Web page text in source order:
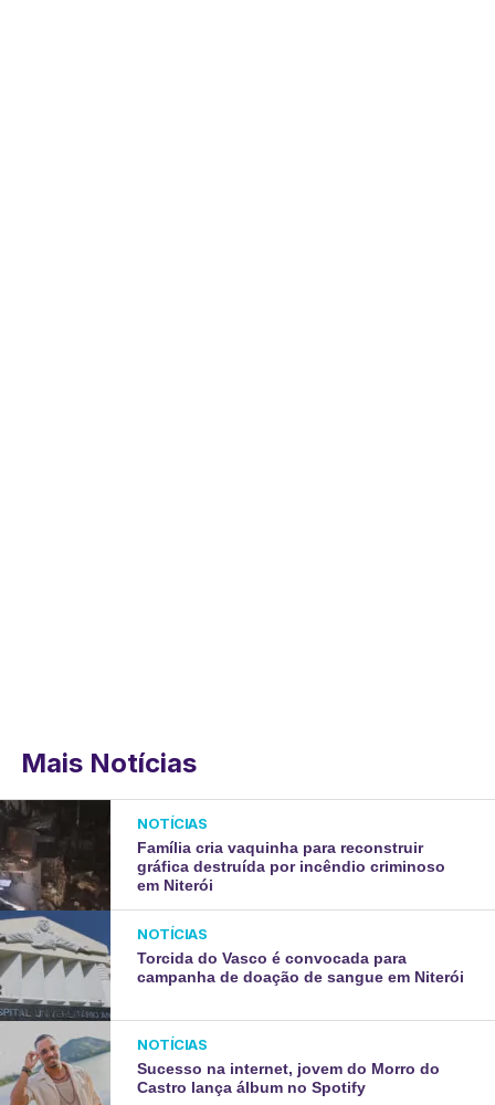
Mais Notícias
NOTÍCIAS
Família cria vaquinha para reconstruir
gráfica destruída por incêndio criminoso
em Niterói
NOTÍCIAS
Torcida do Vasco é convocada para
campanha de doação de sangue em Niterói
NOTÍCIAS
Sucesso na internet, jovem do Morro do
Castro lança álbum no Spotify